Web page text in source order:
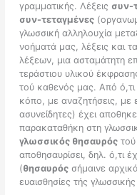
γραμματικής. Λέξεις συν-
συν-τεταγμένες
γλωσσική αλληλουχία
νοήματά μας, λέξεις και
λέξεων, μια ασταμάτητη
τεράστιου υλικού
τού καθενός μας. Από
κόπο, με αναζητήσεις, με
ασυνείδητες) έχει
παρακαταθήκη στη
γλωσσικός θησαυρόςτού
αποθησαυρίσει, δηλ. ό,τι
(θησαυρόςσήμαινε
ευαισθησίες τής